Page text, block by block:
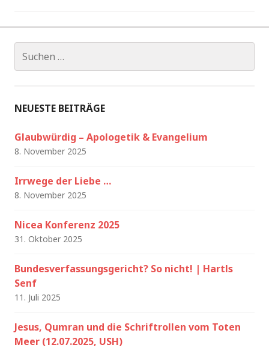
nach:
NEUESTE BEITRÄGE
Glaubwürdig – Apologetik & Evangelium
8. November 2025
Irrwege der Liebe …
8. November 2025
Nicea Konferenz 2025
31. Oktober 2025
Bundesverfassungsgericht? So nicht! | Hartls
Senf
11. Juli 2025
Jesus, Qumran und die Schriftrollen vom Toten
Meer (12.07.2025, USH)